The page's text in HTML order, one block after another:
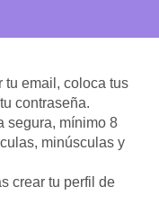
tu email, coloca tus
contraseña.
segura, mínimo 8
minúsculas y
crear tu perfil de